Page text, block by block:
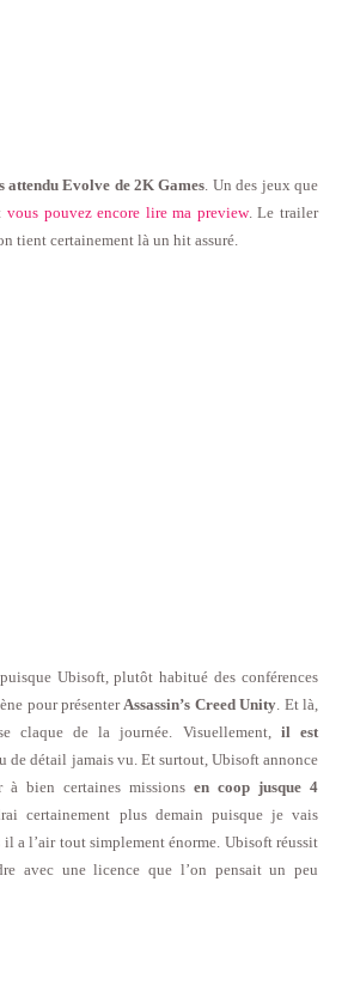
attendu Evolve de 2K Games . Un des jeux que
vous pouvez encore lire ma preview. Le trailer
tient certainement là un hit assuré.
Ubisoft, plutôt habitué des conférences
pour présenter Assassin’s Creed Unity . Et là,
claque de la journée. Visuellement,
il est
de détail jamais vu. Et surtout, Ubisoft annonce
bien certaines missions en coop jusque 4
certainement plus demain puisque je vais
a l’air tout simplement énorme. Ubisoft réussit
avec une licence que l’on pensait un peu